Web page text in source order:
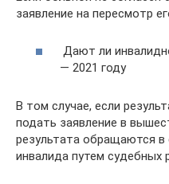
заявление на пересмотр
Дают ли
— 2021 году
В том случае, если
подать заявление в
результата обращаются в
инвалида путем судебных